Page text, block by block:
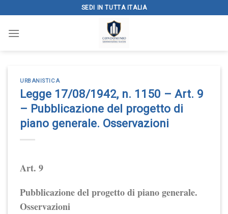
to
content
SEDI IN TUTTA ITALIA
URBANISTICA
Legge 17/08/1942, n. 1150 – Art. 9
– Pubblicazione del progetto di
piano generale. Osservazioni
Art. 9
Pubblicazione del progetto di piano generale.
Osservazioni